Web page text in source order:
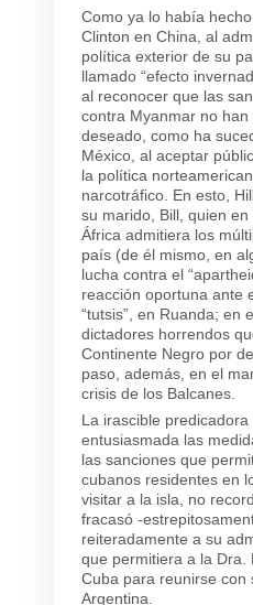
Como ya lo había
Clinton en China, al
política exterior de su
llamado “efecto
al reconocer que las
contra Myanmar no
deseado, como ha
México, al aceptar
la política
narcotráfico. En esto,
su marido, Bill, quien
África admitiera los
país (de él mismo, en
lucha contra el
reacción oportuna ante
“tutsis”, en Ruanda; en
dictadores horrendos
Continente Negro por
paso, además, en el
crisis de los Balcanes.
La irascible
entusiasmada las
las sanciones que
cubanos residentes en
visitar a la isla, no
fracasó -
reiteradamente a su
que permitiera a la Dra.
Cuba para reunirse con
Argentina.